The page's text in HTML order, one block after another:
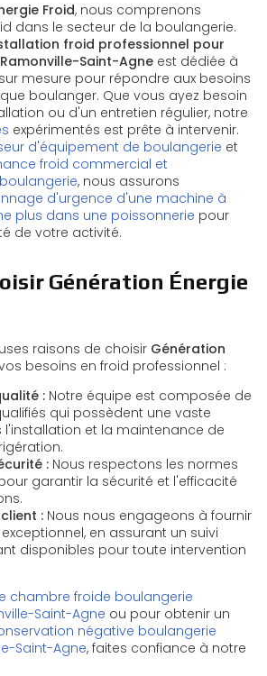
Froid, nous comprenons
dans le secteur de la boulangerie.
froid professionnel pour
Saint-Agne est dédiée à
mesure pour répondre aux besoins
boulanger. Que vous ayez besoin
ou d'un entretien régulier, notre
expérimentés est prête à intervenir.
d'équipement de boulangerie et
froid commercial et
, nous assurons
d'urgence d'une machine à
plus dans une poissonnerie pour
de votre activité.
Génération Énergie
raisons de choisir Génération
besoins en froid professionnel :
: Notre équipe est composée de
qui possèdent une vaste
l'installation et la maintenance de
: Nous respectons les normes
garantir la sécurité et l'efficacité
: Nous nous engageons à fournir
en assurant un suivi
disponibles pour toute intervention
chambre froide boulangerie
Saint-Agne ou pour obtenir un
négative boulangerie
Saint-Agne, faites confiance à notre